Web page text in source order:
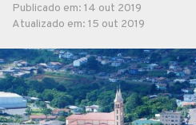
Publicado em: 14 out 2019
Atualizado em: 15 out 2019